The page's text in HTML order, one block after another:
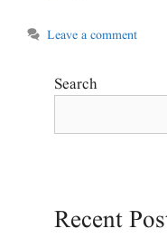
Leave a comment
Search
Recent